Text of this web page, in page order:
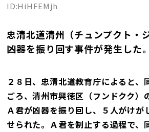
ID:HiHFEMjh
忠清北道清州（チュンプクト・
凶器を振り回す事件が発生した。
２８日、忠清北道教育庁によると、
ごろ、清州市興徳区（フンドクク）
Ａ君が凶器を振り回し、５人がけが
せられた。Ａ君を制止する過程で、